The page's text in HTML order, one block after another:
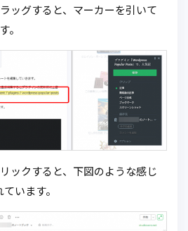
ッグすると、マーカーを引いて
。
ックすると、下図のような感じ
います。